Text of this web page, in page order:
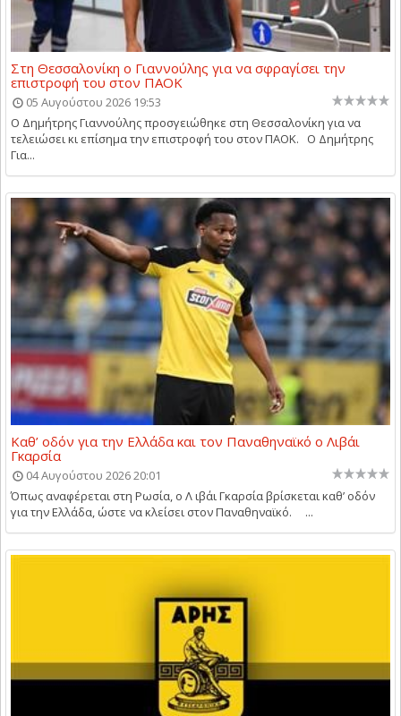
Στη Θεσσαλονίκη ο Γιαννούλης για να σφραγίσει την
επιστροφή του στον ΠΑΟΚ
05 Αυγούστου 2026 19:53
Ο Δημήτρης Γιαννούλης προσγειώθηκε στη Θεσσαλονίκη για να
τελειώσει κι επίσημα την επιστροφή του στον ΠΑΟΚ. Ο Δημήτρης
Για...
Καθ’ οδόν για την Ελλάδα και τον Παναθηναϊκό ο Λιβάι
Γκαρσία
04 Αυγούστου 2026 20:01
Όπως αναφέρεται στη Ρωσία, ο Λ ιβάι Γκαρσία βρίσκεται καθ’ οδόν
για την Ελλάδα, ώστε να κλείσει στον Παναθηναϊκό. ...